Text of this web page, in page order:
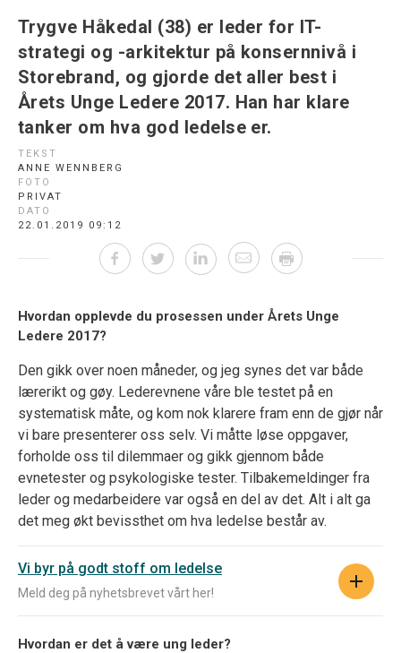
Trygve Håkedal (38) er leder for IT-
strategi og -arkitektur på konsernnivå i
Storebrand, og gjorde det aller best i
Årets Unge Ledere 2017. Han har klare
tanker om hva god ledelse er.
TEKST
ANNE WENNBERG
FOTO
PRIVAT
DATO
22.01.2019 09:12
Hvordan opplevde du prosessen under Årets Unge
Ledere 2017?
Den gikk over noen måneder, og jeg synes det var både
lærerikt og gøy. Lederevnene våre ble testet på en
systematisk måte, og kom nok klarere fram enn de gjør når
vi bare presenterer oss selv. Vi måtte løse oppgaver,
forholde oss til dilemmaer og gikk gjennom både
evnetester og psykologiske tester. Tilbakemeldinger fra
leder og medarbeidere var også en del av det. Alt i alt ga
det meg økt bevissthet om hva ledelse består av.
Vi byr på godt stoff om ledelse
Meld deg på nyhetsbrevet vårt her!
Hvordan er det å være ung leder?